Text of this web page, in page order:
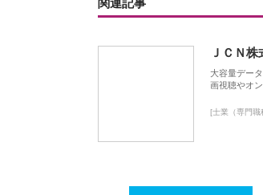
関連記事
ＪＣＮ
大容量デー
画視聴やオ
[士業（専門職